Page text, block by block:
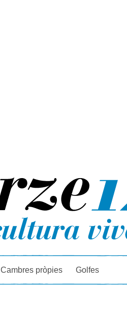
Cambres pròpies Golfes